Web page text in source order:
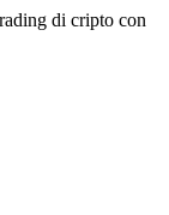
di cripto con